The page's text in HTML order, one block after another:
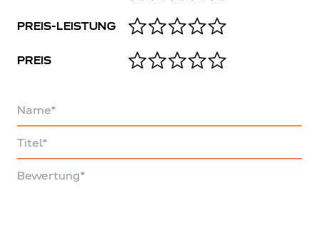
PREIS-LEISTUNG
PREIS